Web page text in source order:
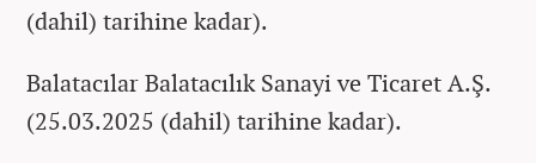
(dahil) tarihine kadar).
Balatacılar Balatacılık Sanayi ve Ticaret A.Ş.
(25.03.2025 (dahil) tarihine kadar).